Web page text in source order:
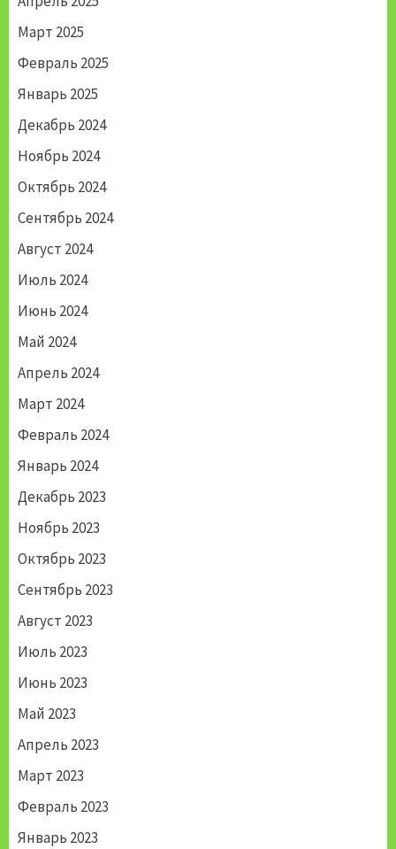
Март 2025
Февраль 2025
Январь 2025
Декабрь 2024
Ноябрь 2024
Октябрь 2024
Сентябрь 2024
Август 2024
Июль 2024
Июнь 2024
Май 2024
Апрель 2024
Март 2024
Февраль 2024
Январь 2024
Декабрь 2023
Ноябрь 2023
Октябрь 2023
Сентябрь 2023
Август 2023
Июль 2023
Июнь 2023
Май 2023
Апрель 2023
Март 2023
Февраль 2023
Январь 2023